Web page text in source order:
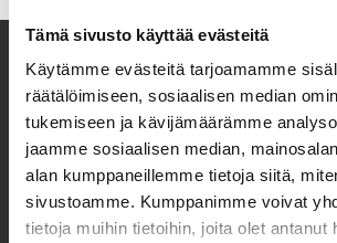
Tämä sivusto käyttää evästeitä
Käytämme evästeitä tarjoamamme
räätälöimiseen, sosiaalisen median
tukemiseen ja kävijämäärämme
jaamme sosiaalisen median,
alan kumppaneillemme tietoja siitä,
sivustoamme. Kumppanimme voivat
tietoja muihin tietoihin, joita olet antanut